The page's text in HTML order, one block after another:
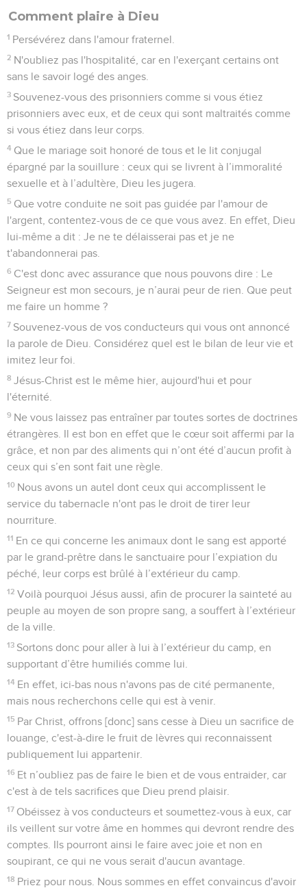
Comment plaire à Dieu
1 Persévérez dans l'amour fraternel.
2 N'oubliez pas l'hospitalité, car en l'exerçant certains ont
sans le savoir logé des anges.
3 Souvenez-vous des prisonniers comme si vous étiez
prisonniers avec eux, et de ceux qui sont maltraités comme
si vous étiez dans leur corps.
4 Que le mariage soit honoré de tous et le lit conjugal
épargné par la souillure : ceux qui se livrent à l’immoralité
sexuelle et à l’adultère, Dieu les jugera.
5 Que votre conduite ne soit pas guidée par l'amour de
l'argent, contentez-vous de ce que vous avez. En effet, Dieu
lui-même a dit : Je ne te délaisserai pas et je ne
t'abandonnerai pas.
6 C'est donc avec assurance que nous pouvons dire : Le
Seigneur est mon secours, je n’aurai peur de rien. Que peut
me faire un homme ?
7 Souvenez-vous de vos conducteurs qui vous ont annoncé
la parole de Dieu. Considérez quel est le bilan de leur vie et
imitez leur foi.
8 Jésus-Christ est le même hier, aujourd'hui et pour
l'éternité.
9 Ne vous laissez pas entraîner par toutes sortes de doctrines
étrangères. Il est bon en effet que le cœur soit affermi par la
grâce, et non par des aliments qui n’ont été d’aucun profit à
ceux qui s’en sont fait une règle.
10 Nous avons un autel dont ceux qui accomplissent le
service du tabernacle n'ont pas le droit de tirer leur
nourriture.
11 En ce qui concerne les animaux dont le sang est apporté
par le grand-prêtre dans le sanctuaire pour l’expiation du
péché, leur corps est brûlé à l’extérieur du camp.
12 Voilà pourquoi Jésus aussi, afin de procurer la sainteté au
peuple au moyen de son propre sang, a souffert à l’extérieur
de la ville.
13 Sortons donc pour aller à lui à l’extérieur du camp, en
supportant d’être humiliés comme lui.
14 En effet, ici-bas nous n'avons pas de cité permanente,
mais nous recherchons celle qui est à venir.
15 Par Christ, offrons [donc] sans cesse à Dieu un sacrifice de
louange, c'est-à-dire le fruit de lèvres qui reconnaissent
publiquement lui appartenir.
16 Et n’oubliez pas de faire le bien et de vous entraider, car
c'est à de tels sacrifices que Dieu prend plaisir.
17 Obéissez à vos conducteurs et soumettez-vous à eux, car
ils veillent sur votre âme en hommes qui devront rendre des
comptes. Ils pourront ainsi le faire avec joie et non en
soupirant, ce qui ne vous serait d'aucun avantage.
18 Priez pour nous. Nous sommes en effet convaincus d'avoir